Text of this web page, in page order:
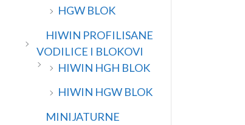
HGW BLOK
HIWIN PROFILISANE
VODILICE I BLOKOVI
HIWIN HGH BLOK
HIWIN HGW BLOK
MINIJATURNE